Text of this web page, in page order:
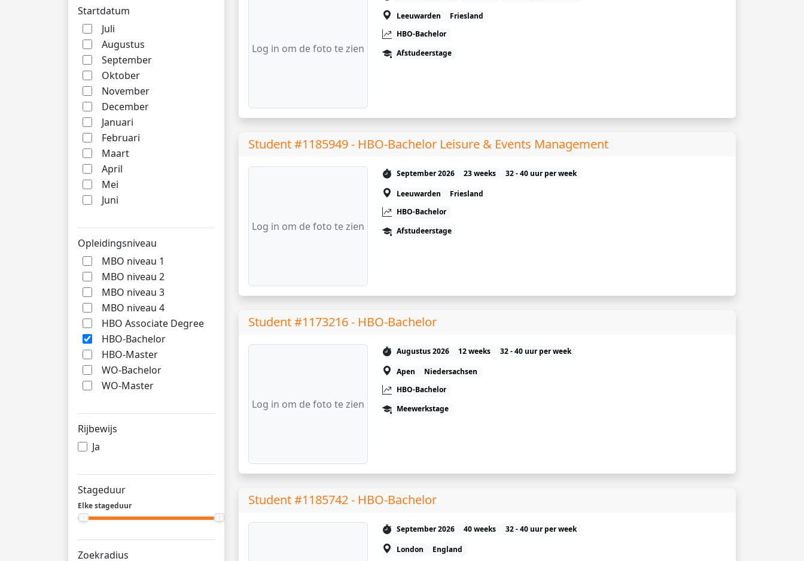
Startdatum
Juli
Augustus
September
Oktober
November
December
Januari
Februari
Maart
April
Mei
Juni
Opleidingsniveau
MBO niveau 1
MBO niveau 2
MBO niveau 3
MBO niveau 4
HBO Associate Degree
HBO-Bachelor
HBO-Master
WO-Bachelor
WO-Master
Rijbewijs
Ja
Stageduur
Elke stageduur
Zoekradius
Log in om de foto te zien
Leeuwarden
Friesland
HBO-Bachelor
Afstudeerstage
Student #1185949 - HBO-Bachelor Leisure & Events Management
Log in om de foto te zien
September 2026 23 weeks
32 - 40 uur per week
Leeuwarden
Friesland
HBO-Bachelor
Afstudeerstage
Student #1173216 - HBO-Bachelor
Log in om de foto te zien
Augustus 2026 12 weeks
32 - 40 uur per week
Apen
Niedersachsen
HBO-Bachelor
Meewerkstage
Student #1185742 - HBO-Bachelor
September 2026 40 weeks
32 - 40 uur per week
London
England